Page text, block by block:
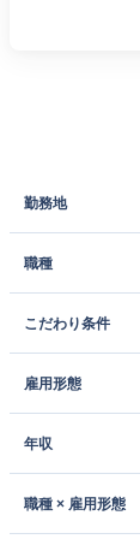
勤務地
職種
こだわり条件
雇用形態
年収
職種 × 雇用形態